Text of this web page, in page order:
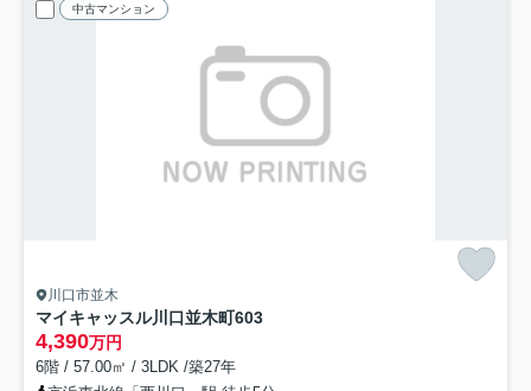
中古マンション
川口市並木
マイキャッスル川口並木町603
4,390万円
6階 / 57.00㎡ / 3LDK /築27年